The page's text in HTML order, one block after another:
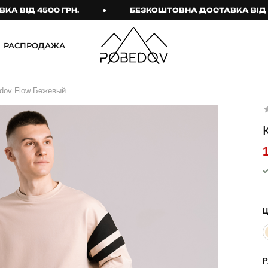
4500 ГРН. БЕЗКОШТОВНА ДОСТАВКА ВІД 4500
Брюки
Джогери
Карго
Спортивні штани
Лосины
Джинсы
Куртка й штани
РАСПРОДАЖА
Flow Бежевый